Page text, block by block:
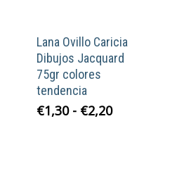
Lana Ovillo Caricia
Dibujos Jacquard
75gr colores
tendencia
€1,30 - €2,20Rango